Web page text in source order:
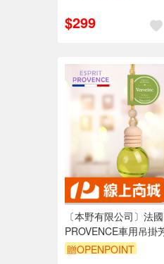
$299
〔本野有限公司〕法
PROVENCE車用吊掛
新馬鞭草)10ml -1入
贈OPENPOINT